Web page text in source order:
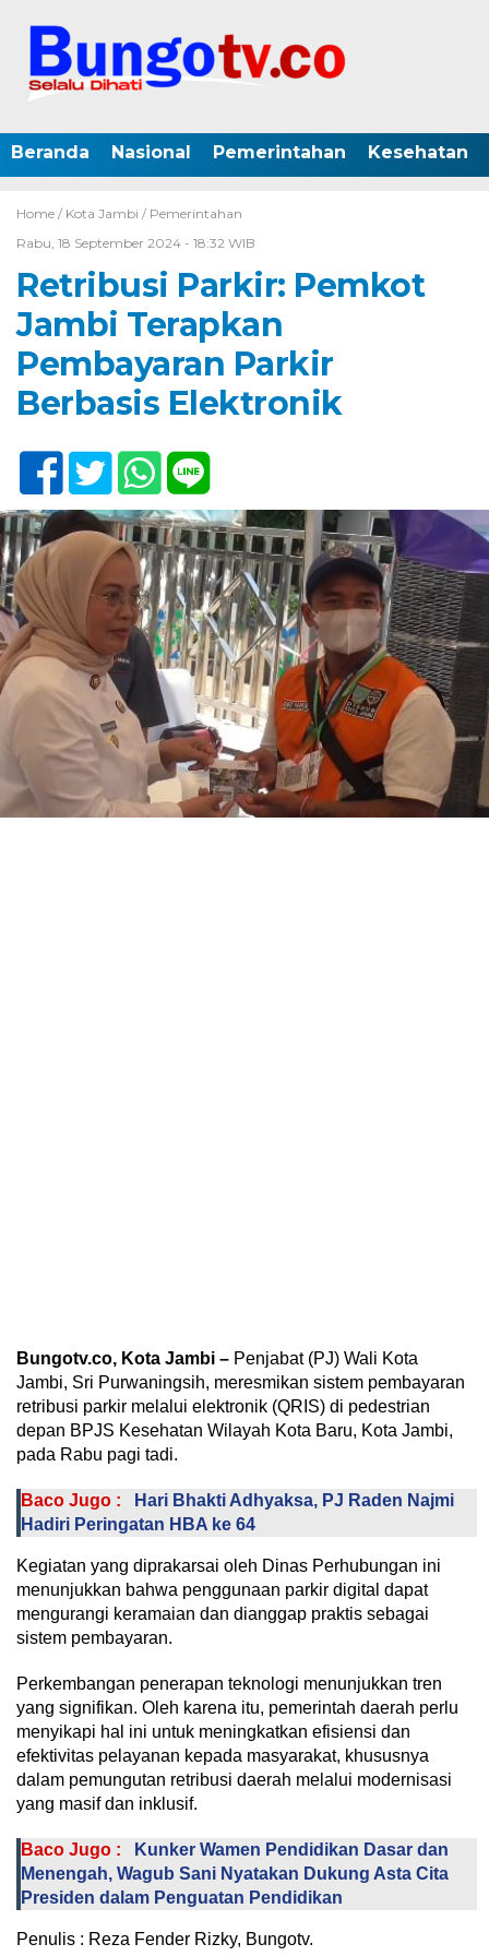
Beranda Nasional Pemerintahan Kesehatan
Home / Kota Jambi / Pemerintahan
Rabu, 18 September 2024 - 18:32 WIB
Retribusi Parkir: Pemkot
Jambi Terapkan
Pembayaran Parkir
Berbasis Elektronik
Bungotv.co, Kota Jambi – Penjabat (PJ) Wali Kota
Jambi, Sri Purwaningsih, meresmikan sistem pembayaran
retribusi parkir melalui elektronik (QRIS) di pedestrian
depan BPJS Kesehatan Wilayah Kota Baru, Kota Jambi,
pada Rabu pagi tadi.
Baco Jugo :
Hari Bhakti Adhyaksa, PJ Raden Najmi
Hadiri Peringatan HBA ke 64
Kegiatan yang diprakarsai oleh Dinas Perhubungan ini
menunjukkan bahwa penggunaan parkir digital dapat
mengurangi keramaian dan dianggap praktis sebagai
sistem pembayaran.
Perkembangan penerapan teknologi menunjukkan tren
yang signifikan. Oleh karena itu, pemerintah daerah perlu
menyikapi hal ini untuk meningkatkan efisiensi dan
efektivitas pelayanan kepada masyarakat, khususnya
dalam pemungutan retribusi daerah melalui modernisasi
yang masif dan inklusif.
Baco Jugo :
Kunker Wamen Pendidikan Dasar dan
Menengah, Wagub Sani Nyatakan Dukung Asta Cita
Presiden dalam Penguatan Pendidikan
Penulis : Reza Fender Rizky, Bungotv.